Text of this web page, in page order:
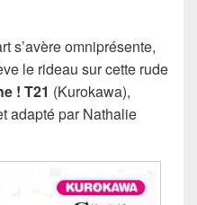
s’avère omniprésente,
le rideau sur cette rude
! T21 (Kurokawa),
adapté par Nathalie